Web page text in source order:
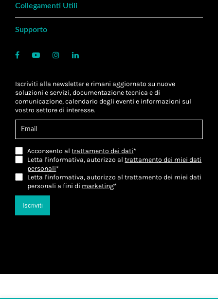
Collegamenti Utili
Supporto
Iscriviti alla newsletter e rimani aggiornato su nuove
soluzioni e servizi, documentazione tecnica e di
comunicazione, calendario degli eventi e informazioni sul
vostro settore di interesse.
Acconsento altrattamento dei dati*
Letta l'informativa, autorizzo altrattamento dei miei dati
personali*
Letta l'informativa, autorizzo al trattamento dei miei dati
personali a fini di marketing*
Iscriviti